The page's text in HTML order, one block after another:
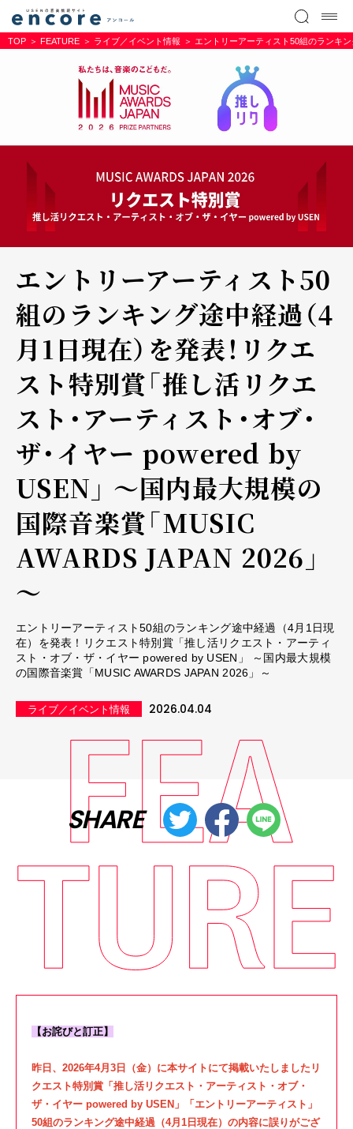
TOP FEATURE ライブ／イベント情報 エントリーアーティスト50組のランキ
エントリーアーティスト50
組のランキング途中経過（4
月1日現在）を発表！リクエ
スト特別賞「推し活リクエ
スト・アーティスト・オブ・
ザ・イヤー powered by
USEN」 ～国内最大規模の
国際音楽賞「MUSIC
AWARDS JAPAN 2026」
～
エントリーアーティスト50組のランキング途中経過（4月1日現
在）を発表！リクエスト特別賞「推し活リクエスト・アーティ
スト・オブ・ザ・イヤー powered by USEN」 ～国内最大規模
の国際音楽賞「MUSIC AWARDS JAPAN 2026」～
ライブ／イベント情報 2026.04.04
SHARE
【お詫びと訂正】
昨日、2026年4月3日（金）に本サイトにて掲載いたしました リ
クエスト特別賞「推し活リクエスト・アーティスト・オブ・
ザ・イヤー powered by USEN」
「エントリーアーティスト」
50組のランキング途中経過（4月1日現在）の内容に誤りがござ